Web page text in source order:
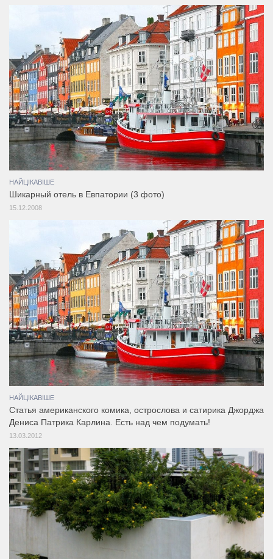
НАЙЦІКАВІШЕ
Шикарный отель в Евпатории (3 фото)
15.12.2008
НАЙЦІКАВІШЕ
Статья американского комика, острослова и сатирика Джорджа
Дениса Патрика Карлина. Есть над чем подумать!
13.03.2012